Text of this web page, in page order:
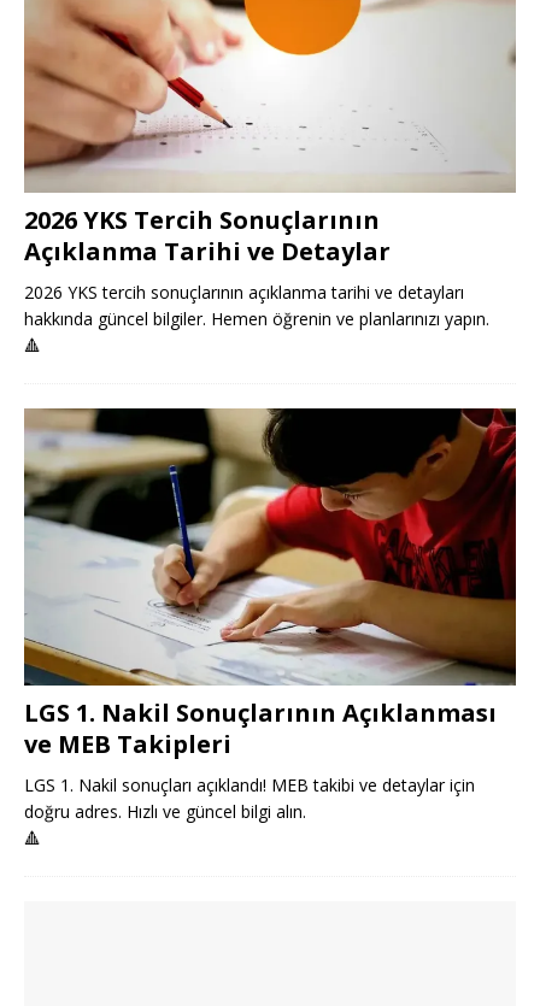
2026 YKS Tercih Sonuçlarının
Açıklanma Tarihi ve Detaylar
2026 YKS tercih sonuçlarının açıklanma tarihi ve detayları
hakkında güncel bilgiler. Hemen öğrenin ve planlarınızı yapın.
🔺
LGS 1. Nakil Sonuçlarının Açıklanması
ve MEB Takipleri
LGS 1. Nakil sonuçları açıklandı! MEB takibi ve detaylar için
doğru adres. Hızlı ve güncel bilgi alın.
🔺